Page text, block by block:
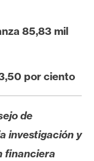
85,83 mil
por ciento
de
investigación y
financiera